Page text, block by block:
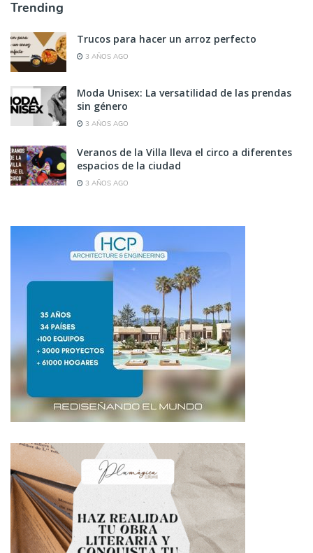
Trending
Trucos para hacer un arroz perfecto
3 AÑOS AGO
Moda Unisex: La versatilidad de las prendas
sin género
3 AÑOS AGO
Veranos de la Villa lleva el circo a diferentes
espacios de la ciudad
3 AÑOS AGO